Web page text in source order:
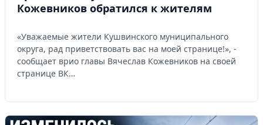
Кожевников обратился к жителям
«Уважаемые жители Кушвинского муниципального
округа, рад приветствовать вас на моей странице!», -
сообщает врио главы Вячеслав Кожевников на своей
странице ВК…